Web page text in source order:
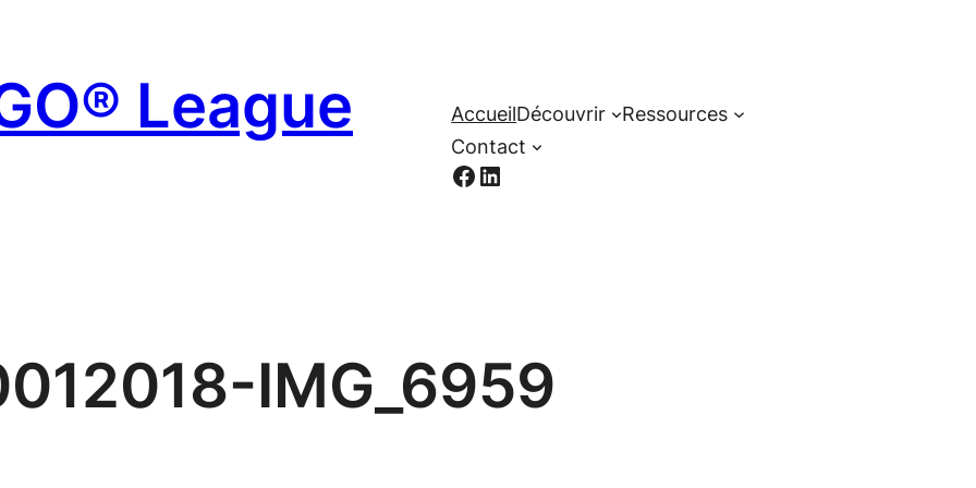
League
AccueilDécouvrir
Ressources
Contact
Facebook
LinkedIn
IMG_6959